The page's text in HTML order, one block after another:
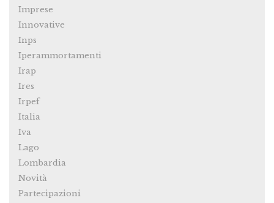
Imprese
Innovative
Inps
Iperammortamenti
Irap
Ires
Irpef
Italia
Iva
Lago
Lombardia
Novità
Partecipazioni